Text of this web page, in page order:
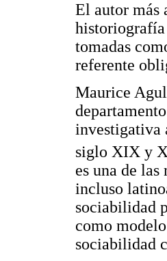
El autor más
historiografía
tomadas
referente
Maurice
investigativa
siglo XIX y
es una de
incluso
sociabilidad
como
sociabilidad